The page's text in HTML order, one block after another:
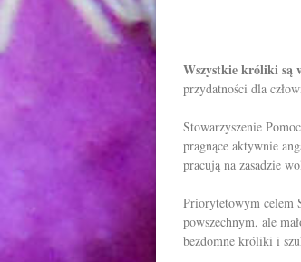
Wszystkie króliki są
przydatności dla
Stowarzyszenie
pragnące aktywnie
pracują na zasadzie
Priorytetowym celem
powszechnym, ale
bezdomne króliki i